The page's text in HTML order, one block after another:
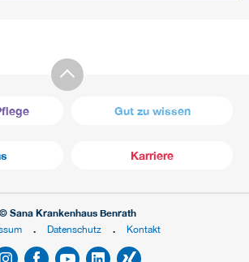
Gut zu wissen
Karriere
© Sana Krankenhaus Benrath
Datenschutz Kontakt